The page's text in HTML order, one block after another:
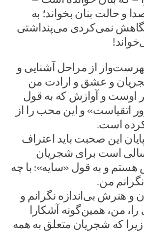
و حالت بنان بخواند؛ به
نمی‌کردی می‌پنداشتی
از مراحل آشنایی و
و عشق و ارادت من
اوست و آوازش که به قول
اتقیاست» و این محب را از
است.
این صحبت باید اعتراف
است برای شجریان
هستم و به قول «سایه»: با چه
من.
و هنرش بی‌اندازه نگرانم و
را، من، همین‌گونه آشکارا
که شجریان متعلق به همه